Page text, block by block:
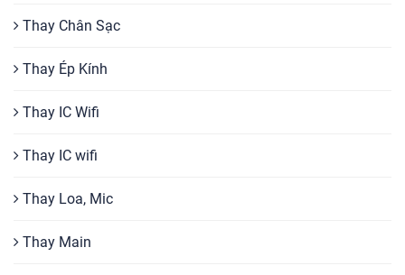
Sửa chữa Samsung
Sửa chữa Oppo
Sửa chữa LG
Sửa chữa Zenphone
Sửa chữa HTC
Thay Chân Sạc
Thay Ép Kính
Thay IC Wifi
Thay IC wifi
Thay Loa, Mic
Thay Main